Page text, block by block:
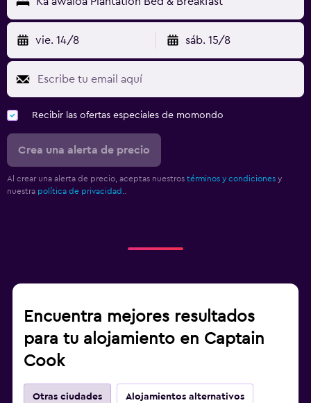
vie. 14/8 sáb. 15/8
Recibir las ofertas especiales de momondo
Crea una alerta de precio
Al crear una alerta de precio, aceptas nuestros términos y condiciones y
nuestra política de privacidad.
Encuentra mejores resultados
para tu alojamiento en Captain
Cook
Otras ciudades Alojamientos alternativos